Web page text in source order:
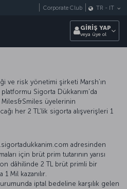
Corporate Club TR - IT
GİRİŞ YAP
veya üye ol
ve risk yönetimi şirketi Marsh’ın
Sigorta Dükkanım'da
Miles&Smiles üyelerinin
her 2 TL’lik sigorta alışverişleri 1
adresinden
için brüt prim tutarının yarısı
dâhilinde 2 TL brüt primli bir
Mil kazanılır.
iptal bedeline karşılık gelen